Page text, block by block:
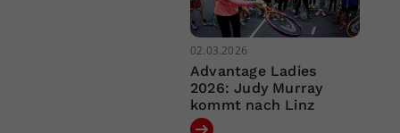
02.03.2026
Advantage Ladies
2026: Judy Murray
kommt nach Linz